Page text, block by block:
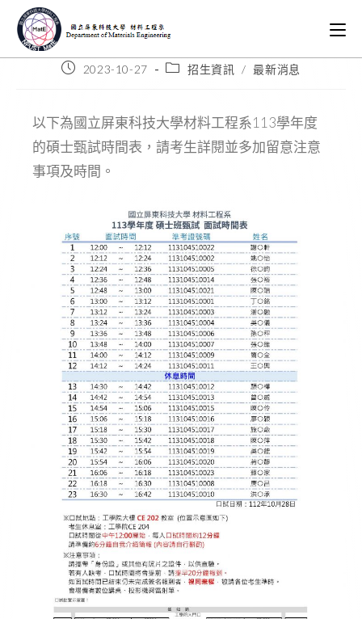
2023-10-27 招生資訊 / 最新消息
以下為國立屏東科技大學材料工程系113學年度
的碩士甄試時間表，請考生詳閱並多加留意注意
事項及時間。